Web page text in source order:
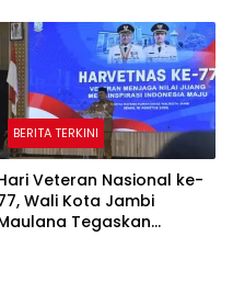
BERITA TERKINI
Veteran Nasional ke-
Wali Kota Jambi
Tegaskan